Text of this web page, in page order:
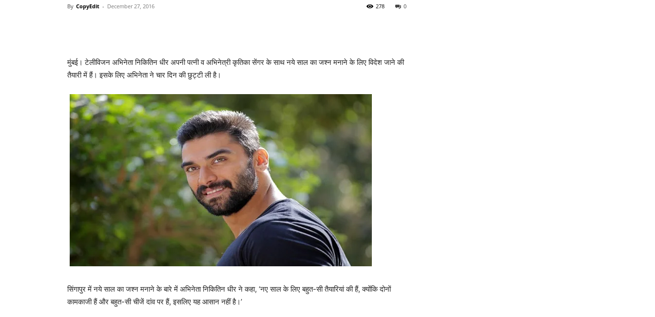
By CopyEdit - December 27, 2016 0
278
मुंबई। टेलीविजन अभिनेता निकितिन धीर अपनी पत्‍नी व अभिनेत्री कृतिका सेंगर के साथ नये साल का जश्‍न मनाने के लिए विदेश जाने की
तैयारी में हैं। इसके लिए अभिनेता ने चार दिन की छुट्टी ली है।
सिंगापुर में नये साल का जश्‍न मनाने के बारे में अभिनेता निकितिन धीर ने कहा, ‘नए साल के लिए बहुत-सी तैयारियां की हैं, क्योंकि दोनों
कामकाजी हैं और बहुत-सी चीजें दांव पर हैं, इसलिए यह आसान नहीं है।’